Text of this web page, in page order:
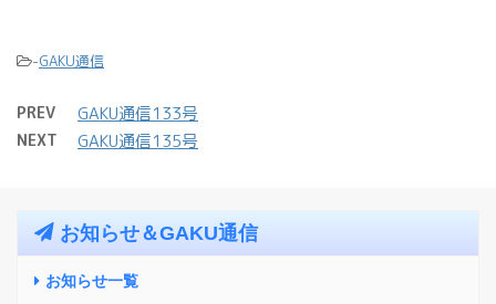
-GAKU通信
PREV GAKU通信133号
NEXT GAKU通信135号
お知らせ＆GAKU通信
お知らせ一覧